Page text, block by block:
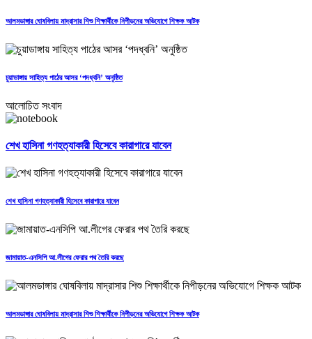
আলমডাঙ্গার ঘোষবিলায় মাদ্রাসার শিশু শিক্ষার্থীকে নিপীড়নের অভিযোগে শিক্ষক আটক
চুয়াডাঙ্গায় সাহিত্য পাঠের আসর ‘পদধ্বনি’ অনুষ্ঠিত
আলোচিত সংবাদ
শেখ হাসিনা গণহত্যাকারী হিসেবে কারাগারে যাবেন
শেখ হাসিনা গণহত্যাকারী হিসেবে কারাগারে যাবেন
জামায়াত-এনসিপি আ.লীগের ফেরার পথ তৈরি করছে
আলমডাঙ্গার ঘোষবিলায় মাদ্রাসার শিশু শিক্ষার্থীকে নিপীড়নের অভিযোগে শিক্ষক আটক